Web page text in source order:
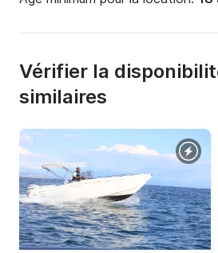
Vérifier la
similaires